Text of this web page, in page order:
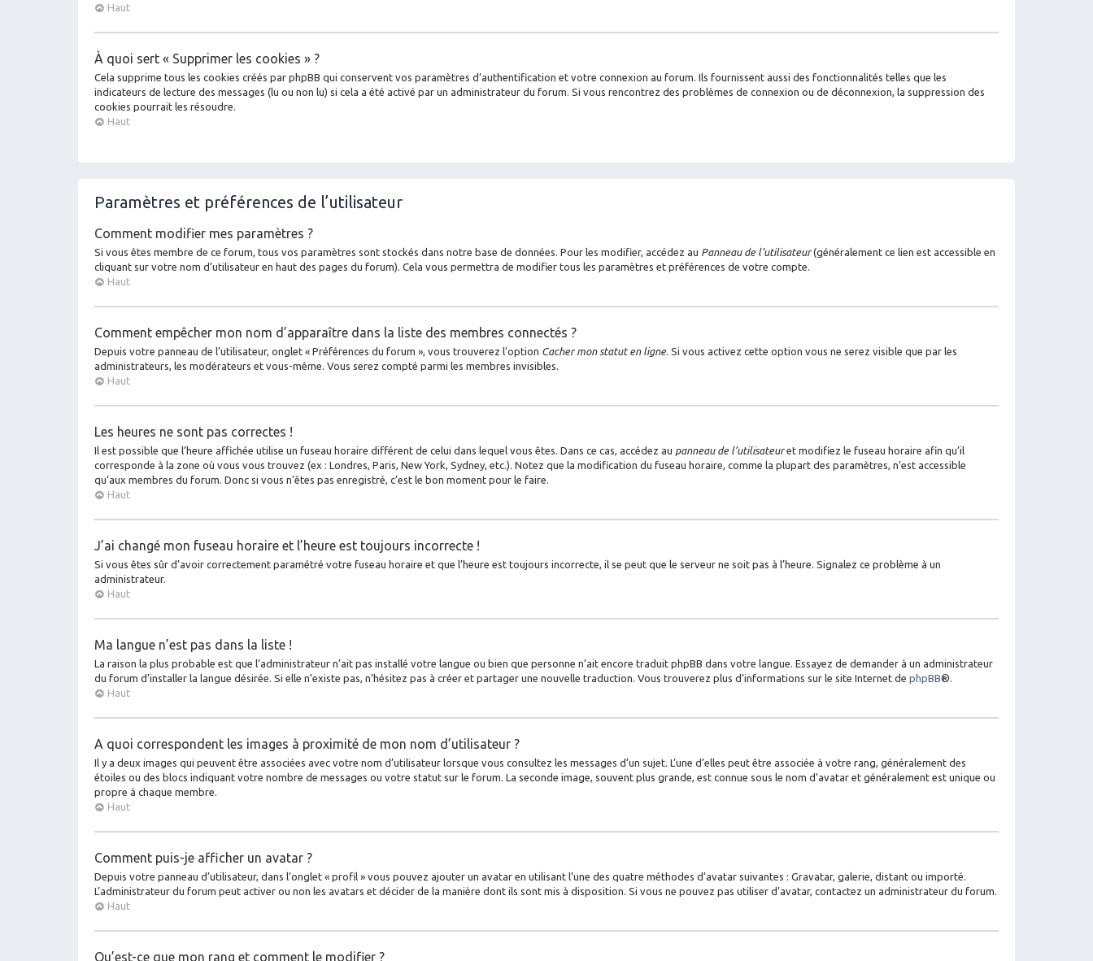
Haut
À quoi sert « Supprimer les cookies » ?
Cela supprime tous les cookies créés par phpBB qui conservent vos paramètres d’authentification et votre connexion au forum. Ils fournissent aussi des fonctionnalités telles que les
indicateurs de lecture des messages (lu ou non lu) si cela a été activé par un administrateur du forum. Si vous rencontrez des problèmes de connexion ou de déconnexion, la suppression des
cookies pourrait les résoudre.
Haut
Paramètres et préférences de l’utilisateur
Comment modifier mes paramètres ?
Si vous êtes membre de ce forum, tous vos paramètres sont stockés dans notre base de données. Pour les modifier, accédez au Panneau de l’utilisateur(généralement ce lien est accessible en
cliquant sur votre nom d’utilisateur en haut des pages du forum). Cela vous permettra de modifier tous les paramètres et préférences de votre compte.
Haut
Comment empêcher mon nom d’apparaître dans la liste des membres connectés ?
Depuis votre panneau de l’utilisateur, onglet « Préférences du forum », vous trouverez l’option Cacher mon statut en ligne. Si vous activez cette option vous ne serez visible que par les
administrateurs, les modérateurs et vous-même. Vous serez compté parmi les membres invisibles.
Haut
Les heures ne sont pas correctes !
Il est possible que l’heure affichée utilise un fuseau horaire différent de celui dans lequel vous êtes. Dans ce cas, accédez au panneau de l’utilisateuret modifiez le fuseau horaire afin qu’il
corresponde à la zone où vous vous trouvez (ex : Londres, Paris, New York, Sydney, etc.). Notez que la modification du fuseau horaire, comme la plupart des paramètres, n’est accessible
qu’aux membres du forum. Donc si vous n’êtes pas enregistré, c’est le bon moment pour le faire.
Haut
J’ai changé mon fuseau horaire et l’heure est toujours incorrecte !
Si vous êtes sûr d’avoir correctement paramétré votre fuseau horaire et que l’heure est toujours incorrecte, il se peut que le serveur ne soit pas à l’heure. Signalez ce problème à un
administrateur.
Haut
Ma langue n’est pas dans la liste !
La raison la plus probable est que l’administrateur n’ait pas installé votre langue ou bien que personne n’ait encore traduit phpBB dans votre langue. Essayez de demander à un administrateur
du forum d’installer la langue désirée. Si elle n’existe pas, n’hésitez pas à créer et partager une nouvelle traduction. Vous trouverez plus d’informations sur le site Internet de phpBB®.
Haut
A quoi correspondent les images à proximité de mon nom d’utilisateur ?
Il y a deux images qui peuvent être associées avec votre nom d’utilisateur lorsque vous consultez les messages d’un sujet. L’une d’elles peut être associée à votre rang, généralement des
étoiles ou des blocs indiquant votre nombre de messages ou votre statut sur le forum. La seconde image, souvent plus grande, est connue sous le nom d’avatar et généralement est unique ou
propre à chaque membre.
Haut
Comment puis-je afficher un avatar ?
Depuis votre panneau d’utilisateur, dans l’onglet « profil » vous pouvez ajouter un avatar en utilisant l’une des quatre méthodes d’avatar suivantes : Gravatar, galerie, distant ou importé.
L’administrateur du forum peut activer ou non les avatars et décider de la manière dont ils sont mis à disposition. Si vous ne pouvez pas utiliser d’avatar, contactez un administrateur du forum.
Haut
Qu’est-ce que mon rang et comment le modifier ?